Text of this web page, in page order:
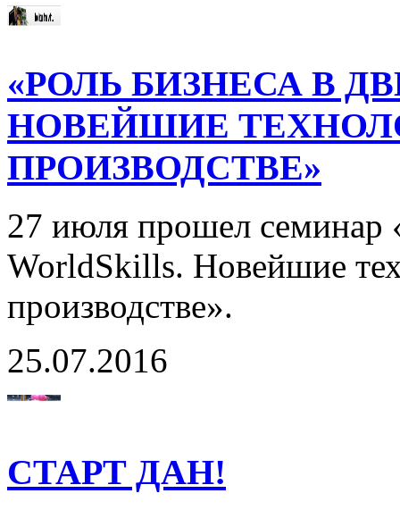
«РОЛЬ БИЗНЕСА В
НОВЕЙШИЕ
ПРОИЗВОДСТВЕ»
27 июля прошел семинар
WorldSkills. Новейшие
производстве».
25.07.2016
СТАРТ ДАН!